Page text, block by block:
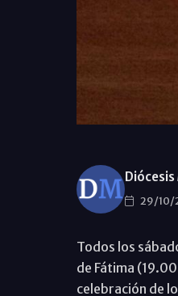
29/10/
Todos los
de Fátima
celebración de